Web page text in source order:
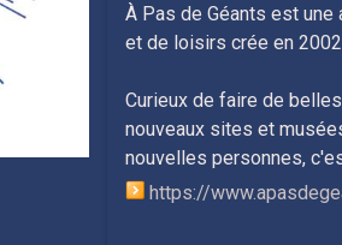
À Pas de Géants est une
et de loisirs crée en
Curieux de faire de
nouveaux sites et
nouvelles personnes,
https://